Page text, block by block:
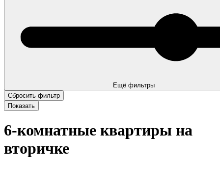
Ещё фильтры
6-комнатные квартиры на
вторичке